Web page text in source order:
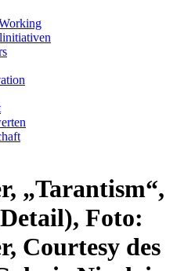
„Tarantism“,
Foto:
Courtesy des